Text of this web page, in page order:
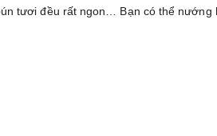
tươi đều rất ngon… Bạn có thể